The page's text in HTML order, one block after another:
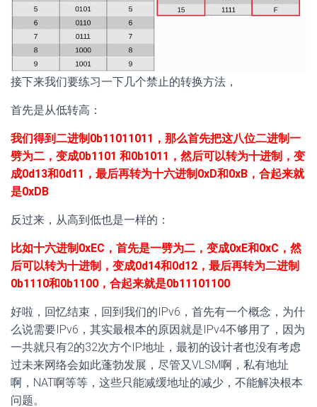
接下来我们要练习一下几个禁止的转换方法，
首先是从低转高：
我们得到二进制0b11011011，那么首先把这八位二进制一
劈为二，变成0b1101 和0b1011，然后可以转为十进制，变
成0d13和0d11，最后再转为十六进制0xD和0xB，合起来就
是0xDB
反过来，从高到低也是一样的：
比如十六进制0xEC，首先是一劈为二，变成0xE和0xC，然
后可以转为十进制，变成0d14和0d12，最后再转为二进制
0b1110和0b1100，合起来就是0b11101100
好啦，回忆结束，回到我们的IPv6，首先有一个概念，为什
么说需要IPv6，其实最根本的原因就是IPv4不够用了，因为
一共就只有2的32次方个IP地址，最初的设计者也没有考虑
过未来网络会如此蓬勃发展，尽管又VLSM啊，私有地址
啊，NAT啊等等，这些只能减缓地址的减少，不能解决根本
问题。